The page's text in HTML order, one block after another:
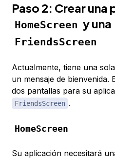
Paso 2: Crear una
HomeScreen y una
FriendsScreen
Actualmente, tiene una
un mensaje de bienvenida.
dos pantallas para su
FriendsScreen .
HomeScreen
Su aplicación necesitará